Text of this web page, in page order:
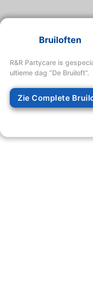
Bruiloften
R&R Partycare is
ultieme dag “De Bruiloft”.
Zie Complete